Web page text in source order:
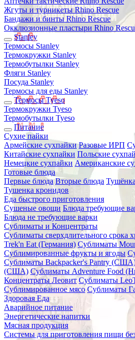
Жгуты и турникеты Rhino Rescue
Бандажи и бинты Rhino Rescue
Окклюзионные пластыри Rhino
Stanley
Термосы Stanley
Термокружки Stanley
Термобутылки Stanley
Фляги Stanley
Посуда Stanley
Термосы для еды Stanley
Термосы Tyeso
Термокружки Tyeso
Термобутылки Tyeso
Питание
Сухие пайки
Армейские сухпайки Разовые ИРП
Китайские сухпайки Польские
Немецкие сухпайки Американские
Готовые блюда
Первые блюда Вторые блюда Тушёнка
Тушенка кронидов
Еда быстрого приготовления
Сушеные овощи Блюда требующие
Блюда не требующие варки
Сублиматы и Концентраты
Сублиматы сверхдлительного срока
Trek'n Eat (Германия) Сублиматы
Сублимированные фрукты и ягоды
Сублиматы Backpacker's Pantry
(США) Сублиматы Adventure Food
Концентраты Леовит Сублиматы
Сублимированное мясо Сублиматы
Здоровая Еда
Аварийное питание
Энергетические напитки
Мясная продукция
Системы для приготовления пищи